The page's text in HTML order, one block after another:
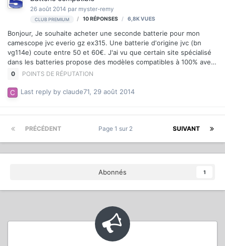
26 août 2014 par myster-remy
CLUB PREMIUM 10RÉPONSES 6,8KVUES
Bonjour, Je souhaite acheter une seconde batterie pour mon
camescope jvc everio gz ex315. Une batterie d'origine jvc (bn
vg114e) coute entre 50 et 60€. J'ai vu que certain site spécialisé
dans les batteries propose des modèles compatibles à 100% avec
celles d'origine. Je souhaite savoir s'il y a un risque d'utiliser une
cher 30€ environ. Merci.
Last reply by claude71, 29 août 2014
0 POINTS DE RÉPUTATION
PRÉCÉDENT SUIVANT
Page 1 sur 2
Abonnés 1